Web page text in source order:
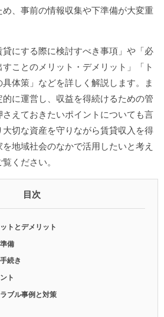
、事前の情報収集や下準備が大変重
にする際に検討すべき事項」や「必
ことのメリット・デメリット」「ト
体策」などを詳しく解説します。ま
に運営し、収益を得続けるための管
えておきたいポイントについても言
切な資産を守りながら賃貸収入を得
地域社会のなかで活用したいと考え
ください。
目次
トとデメリット
備
続き
ト
ブル事例と対策